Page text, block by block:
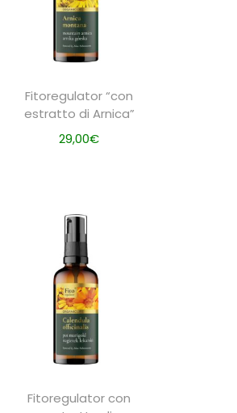
Fitoregulator “con
estratto di Arnica”
29,00€
Fitoregulator con